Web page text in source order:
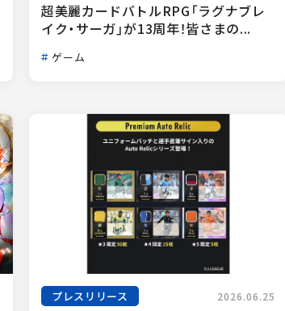
超美麗カードバトルRPG「ラグナブレ
イク・サーガ」が13周年！皆さまの...
ゲーム
プレスリリース 2026.06.25